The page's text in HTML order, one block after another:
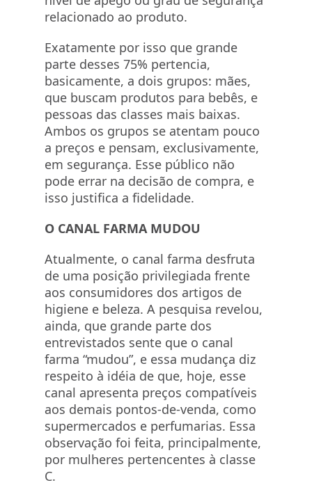
relacionado ao produto.
Exatamente por isso que grande
parte desses 75% pertencia,
basicamente, a dois grupos: mães,
que buscam produtos para bebês, e
pessoas das classes mais baixas.
Ambos os grupos se atentam pouco
a preços e pensam, exclusivamente,
em segurança. Esse público não
pode errar na decisão de compra, e
isso justifica a fidelidade.
O CANAL FARMA MUDOU
Atualmente, o canal farma desfruta
de uma posição privilegiada frente
aos consumidores dos artigos de
higiene e beleza. A pesquisa revelou,
ainda, que grande parte dos
entrevistados sente que o canal
farma “mudou”, e essa mudança diz
respeito à idéia de que, hoje, esse
canal apresenta preços compatíveis
aos demais pontos-de-venda, como
supermercados e perfumarias. Essa
observação foi feita, principalmente,
por mulheres pertencentes à classe
C.